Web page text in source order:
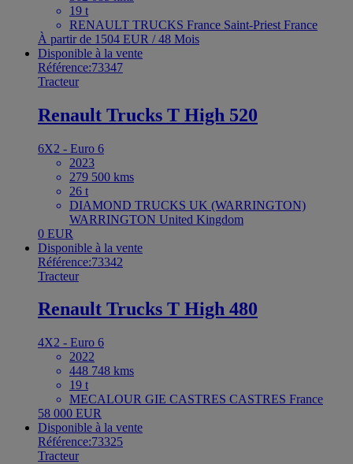
19 t
RENAULT TRUCKS France Saint-Priest France
À partir de 1504 EUR / 48 Mois
Disponible à la vente
Référence:73347
Tracteur
Renault Trucks T High 520
6X2 - Euro 6
2023
279 500 kms
26 t
DIAMOND TRUCKS UK (WARRINGTON)
WARRINGTON United Kingdom
0 EUR
Disponible à la vente
Référence:73342
Tracteur
Renault Trucks T High 480
4X2 - Euro 6
2022
448 748 kms
19 t
MECALOUR GIE CASTRES CASTRES France
58 000 EUR
Disponible à la vente
Référence:73325
Tracteur